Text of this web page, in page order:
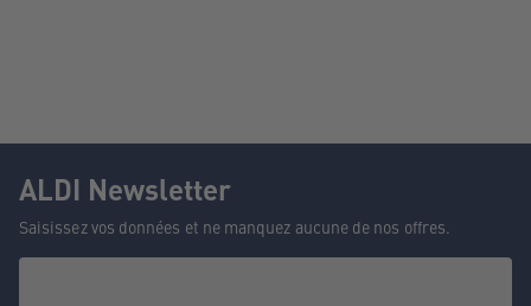
ALDI Newsletter
Saisissez vos données et ne manquez aucune de nos offres.